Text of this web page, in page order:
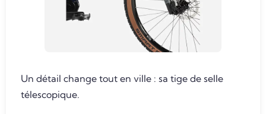
Un détail change tout en ville : sa tige de selle
télescopique.